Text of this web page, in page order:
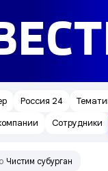
Россия 24
Сотрудники
Чистим субурган